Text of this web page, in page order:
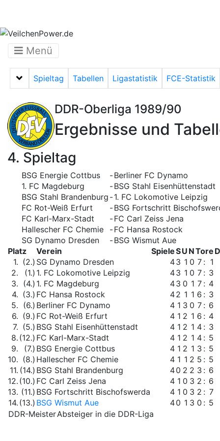
Menü
Menü auf-/zuklappen
Spieltag Tabellen Ligastatistik FCE-Statistik
DDR-Oberliga 1989/90
Ergebnisse und
4. Spieltag
BSG Energie Cottbus -Berliner FC Dynamo
1. FC Magdeburg
-BSG Stahl Eisenhüttenstadt
BSG Stahl Brandenburg -1. FC Lokomotive Leipzig
FC Rot-Weiß Erfurt
-BSG Fortschritt
FC Karl-Marx-Stadt
-FC Carl Zeiss Jena
Hallescher FC Chemie
-FC Hansa Rostock
SG Dynamo Dresden
-BSG Wismut Aue
Platz
Verein SpieleSU NTore
1. (2.) SG Dynamo Dresden 43 1 0 7 : 1
2.
(1.) 1. FC Lokomotive Leipzig 43 1 0 7 : 3
3. (4.) 1. FC Magdeburg 43 0 1 7 : 4
4. (3.) FC Hansa Rostock 42 1 1 6 : 3
5. (6.) Berliner FC Dynamo 4 1 3 0 7 : 6
6. (9.) FC Rot-Weiß Erfurt 4 1 2 1 6 : 4
7. (5.) BSG Stahl Eisenhüttenstadt 4 1 2 1 4 : 3
8. (12.) FC Karl-Marx-Stadt 4 1 2 1 4 : 5
9.
(7.) BSG Energie Cottbus 4 1 2 1 3 : 5
10. (8.) Hallescher FC Chemie 4 1 1 2 5 : 5
11. (14.) BSG Stahl Brandenburg 40 2 2 3 : 6
12. (10.) FC Carl Zeiss Jena 4 1 0 3 2 : 6
13. (11.) BSG Fortschritt Bischofswerda 4 1 0 3 2 : 7
14. (13.) BSG Wismut Aue 40 1 3 0 : 5
DDR-MeisterAbsteiger in die DDR-Liga